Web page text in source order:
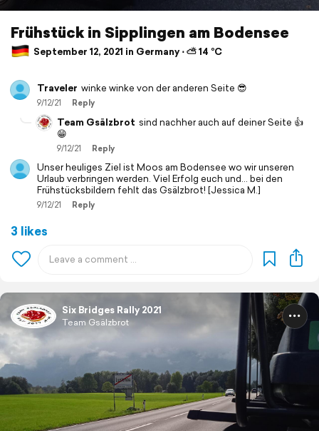
Frühstück in Sipplingen am Bodensee
September 12, 2021 in Germany ⋅ ⛅ 14 °C
Traveler winke winke von der anderen Seite 😎
9/12/21 Reply
Team Gsälzbrot sind nachher auch auf deiner Seite 👍
😁
9/12/21 Reply
Unser heuliges Ziel ist Moos am Bodensee wo wir unseren
Urlaub verbringen werden. Viel Erfolg euch und... bei den
Frühstücksbildern fehlt das Gsälzbrot! [Jessica M.]
9/12/21 Reply
3 likes
Six Bridges Rally 2021
Team Gsälzbrot